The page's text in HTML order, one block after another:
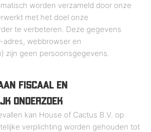
worden verzameld door onze
met het doel onze
te verbeteren. Deze gegevens
adres, webbrowser en
zijn geen persoonsgegevens.
FISCAAL EN
ONDERZOEK
kan House of Cactus B.V. op
verplichting worden gehouden tot